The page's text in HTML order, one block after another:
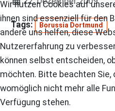
Borussia Dortmund
Wir nutzen Cookies auf
ihnen sind essenziell für den
andere uns helfen, diese
Nutzererfahrung zu
können selbst entscheiden,
möchten. Bitte beachten Sie,
womöglich nicht mehr alle
Verfügung stehen.